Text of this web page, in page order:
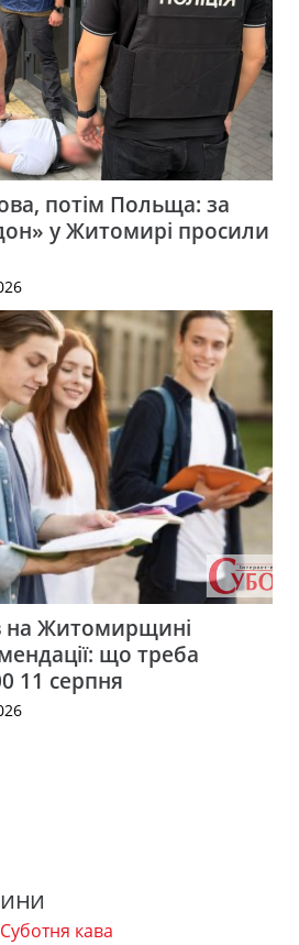
потім Польща: за
у Житомирі просили
на Житомирщині
що треба
11 серпня
Суботня кава